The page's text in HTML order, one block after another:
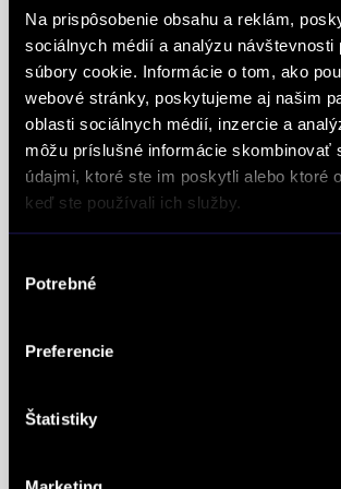
Na prispôsobenie obsahu a reklám,
sociálnych médií a analýzu návštevnosti
súbory cookie. Informácie o tom, ako
webové stránky, poskytujeme aj našim
oblasti sociálnych médií, inzercie a
môžu príslušné informácie skombinovať
údajmi, ktoré ste im poskytli alebo ktoré
keď ste používali ich služby.
súhlasu
Potrebné
Preferencie
Štatistiky
analytickej metodiky pre všetky
Spoločnosť FINAL-CD získala aj
Superbrands, už tretí rok po
Superbrands spoločnosti sme sa
2021, 2022 a aj 2023. Je
globálnou autoritou v oblasti
oceňovania obchodných značiek
špeciálneho postavenia a uznania
jednotných kritérií a metód
najlepšie z najlepších značiek v
krajinách na piatich kontinentoch
jediný koncesionár značky
Servise Quality Awards. Ako
nárast predaja a trhového